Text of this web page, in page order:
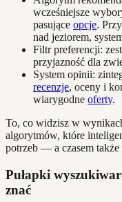
wcześniejsze
pasujące opcje.
nad jeziorem,
Filtr preferencji:
przyjazność dla
System opinii:
recenzje, oceny i
wiarygodne oferty.
To, co widzisz w
algorytmów, które
potrzeb — a czasem
Pułapki
znać